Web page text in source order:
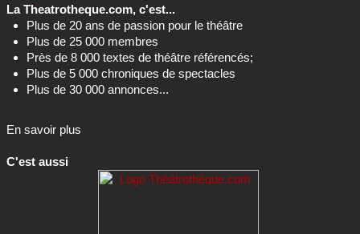
La Theatrotheque.com, c'est...
Plus de 20 ans de passion pour le théâtre
Plus de 25 000 membres
Près de 8 000 textes de théâtre référencés;
Plus de 5 000 chroniques de spectacles
Plus de 30 000 annonces...
En savoir plus
C'est aussi